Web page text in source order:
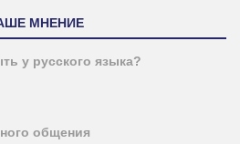
МНЕНИЕ
у русского языка?
общения